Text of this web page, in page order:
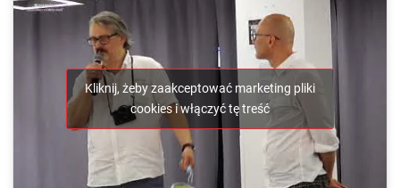
Kliknij, żeby zaakceptować marketing pliki
cookies i włączyć tę treść